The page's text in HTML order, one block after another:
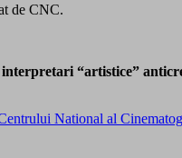
de CNC.
“artistice”
National al